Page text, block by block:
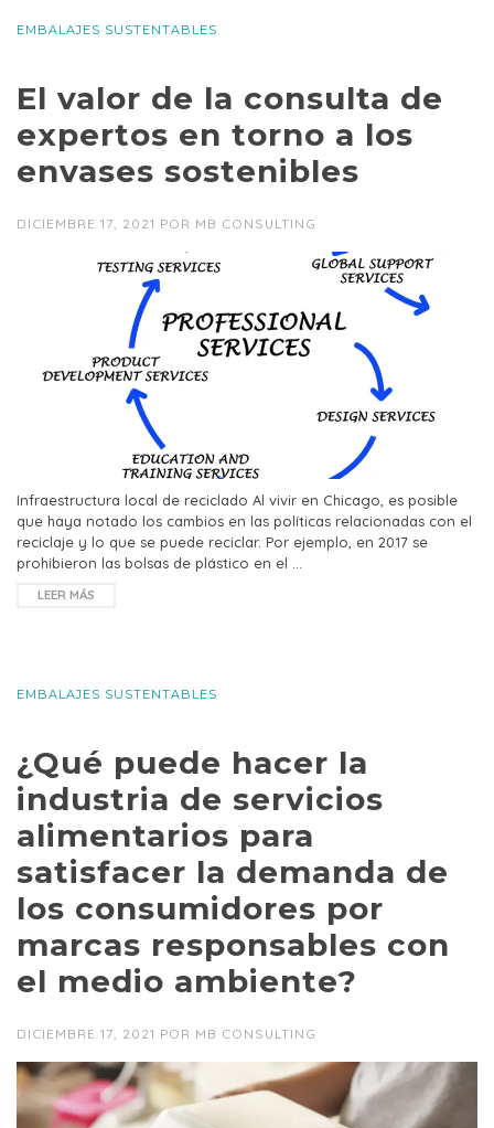
EMBALAJES SUSTENTABLES
El valor de la consulta de
expertos en torno a los
envases sostenibles
DICIEMBRE 17, 2021 POR MB CONSULTING
Infraestructura local de reciclado Al vivir en Chicago, es posible
que haya notado los cambios en las políticas relacionadas con el
reciclaje y lo que se puede reciclar. Por ejemplo, en 2017 se
prohibieron las bolsas de plástico en el …
LEER MÁS
EMBALAJES SUSTENTABLES
¿Qué puede hacer la
industria de servicios
alimentarios para
satisfacer la demanda de
los consumidores por
marcas responsables con
el medio ambiente?
DICIEMBRE 17, 2021 POR MB CONSULTING